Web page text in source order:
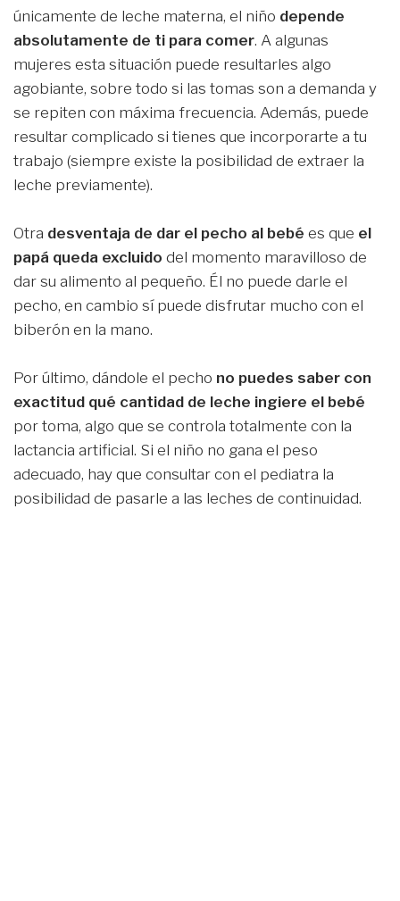
únicamente de leche materna, el niño depende
absolutamente de ti para comer. A algunas
mujeres esta situación puede resultarles algo
agobiante, sobre todo si las tomas son a demanda y
se repiten con máxima frecuencia. Además, puede
resultar complicado si tienes que incorporarte a tu
trabajo (siempre existe la posibilidad de extraer la
leche previamente).
Otra desventaja de dar el pecho al bebé es que el
papá queda excluido del momento maravilloso de
dar su alimento al pequeño. Él no puede darle el
pecho, en cambio sí puede disfrutar mucho con el
biberón en la mano.
Por último, dándole el pecho no puedes saber con
exactitud qué cantidad de leche ingiere el bebé
por toma, algo que se controla totalmente con la
lactancia artificial. Si el niño no gana el peso
adecuado, hay que consultar con el pediatra la
posibilidad de pasarle a las leches de continuidad.